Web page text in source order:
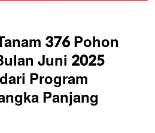
376 Pohon
Juni 2025
Program
Panjang